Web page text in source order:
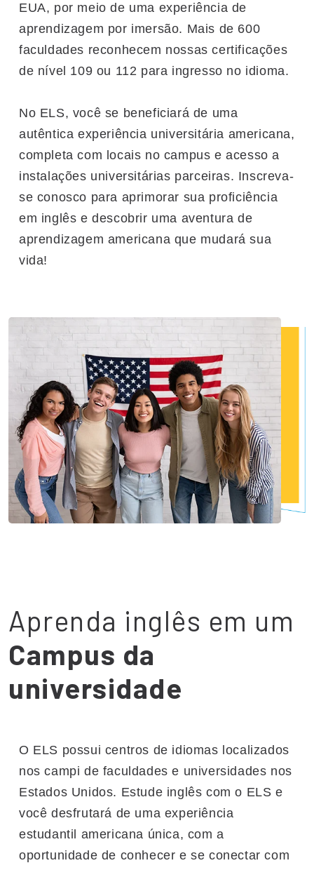
EUA, por meio de uma experiência de
aprendizagem por imersão. Mais de 600
faculdades reconhecem nossas certificações
de nível 109 ou 112 para ingresso no idioma.
No ELS, você se beneficiará de uma
autêntica experiência universitária americana,
completa com locais no campus e acesso a
instalações universitárias parceiras. Inscreva-
se conosco para aprimorar sua proficiência
em inglês e descobrir uma aventura de
aprendizagem americana que mudará sua
vida!
Aprenda inglês em um
Campus da
universidade
O ELS possui centros de idiomas localizados
nos campi de faculdades e universidades nos
Estados Unidos. Estude inglês com o ELS e
você desfrutará de uma experiência
estudantil americana única, com a
oportunidade de conhecer e se conectar com